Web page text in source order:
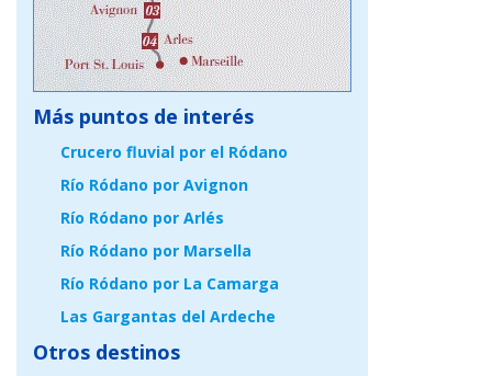
Más puntos de interés
Crucero fluvial por el Ródano
Río Ródano por Avignon
Río Ródano por Arlés
Río Ródano por Marsella
Río Ródano por La Camarga
Las Gargantas del Ardeche
Otros destinos